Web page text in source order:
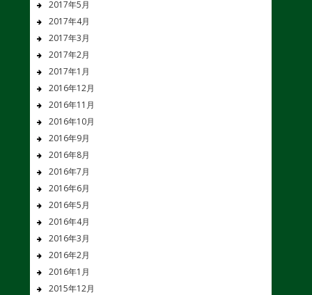
2017年5月
2017年4月
2017年3月
2017年2月
2017年1月
2016年12月
2016年11月
2016年10月
2016年9月
2016年8月
2016年7月
2016年6月
2016年5月
2016年4月
2016年3月
2016年2月
2016年1月
2015年12月